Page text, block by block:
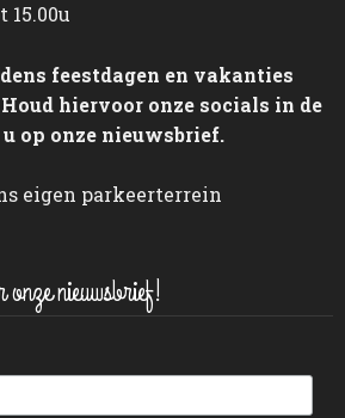
15.00u
feestdagen en vakanties
hiervoor onze socials in de
op onze nieuwsbrief.
eigen parkeerterrein
nieuwsbrief!